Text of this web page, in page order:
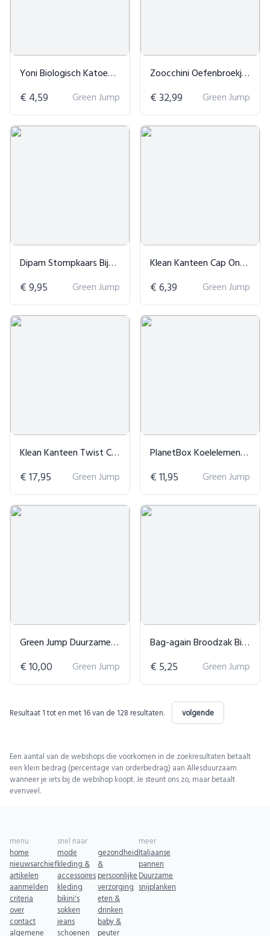
Yoni Biologisch Katoen Inlegkruisje
€ 4,59 Green Jump
Zoocchini Oefenbroekjes Biologisch Katoen
€ 32,99 Green Jump
Dipam Stompkaars Bijenwas van 48
€ 9,95 Green Jump
Klean Kanteen Cap Onderhoudsset
€ 6,39 Green Jump
Klean Kanteen Twist Cap - 2 stuks
€ 17,95 Green Jump
PlanetBox Koelelementen
€ 11,95 Green Jump
Green Jump Duurzame Cadeaubon
€ 10,00 Green Jump
Bag-again Broodzak Biologisch Katoen
€ 5,25 Green Jump
Resultaat 1tot en met 16van de 128 resultaten. volgende
Een aantal van de webshops die voorkomen in de zoekresultaten betaalt
een klein bedrag (percentage van orderbedrag) aan Allesduurzaam
wanneer je iets bij de webshop koopt. Je steunt ons zo, maar betaalt
evenveel.
menu
home
nieuwsarchief
artikelen
aanmelden
criteria
over
contact
algemene
snel naar
mode
kleding &
accessoires
kleding
bikini's
sokken
jeans
schoenen
gezondheid
&
persoonlijke
verzorging
eten &
drinken
baby &
peuter
meer
Italiaanse
pannen
Duurzame
snijplanken